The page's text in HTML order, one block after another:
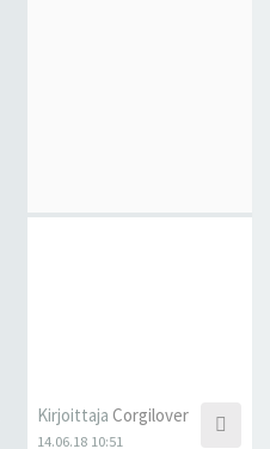
Kirjoittaja Corgilover
14.06.18 10:51